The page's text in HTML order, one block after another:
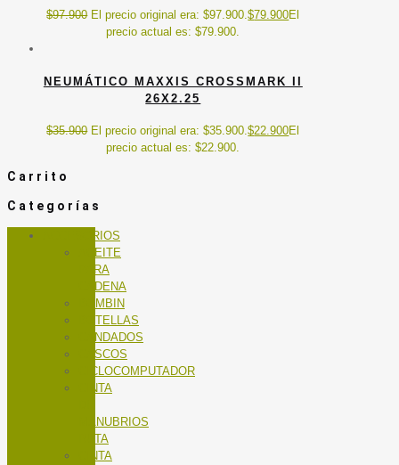
$97.900 El precio original era: $97.900.$79.900El
precio actual es: $79.900.
NEUMÁTICO MAXXIS CROSSMARK II
26X2.25
$35.900 El precio original era: $35.900.$22.900El
precio actual es: $22.900.
Carrito
Categorías
ACCESORIOS
ACEITE
PARA
CADENA
BOMBIN
BOTELLAS
CANDADOS
CASCOS
CICLOCOMPUTADOR
CINTA
MANUBRIOS
RUTA
CINTA